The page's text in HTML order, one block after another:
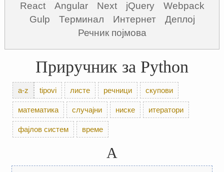
React
Angular Next jQuery
Webpack
Gulp
Терминал Интернет
Деплој
Речник појмова
Приручник за Python
a-z tipovi листе речници скупови
математика случајни ниске итератори
фајлов систем време
A